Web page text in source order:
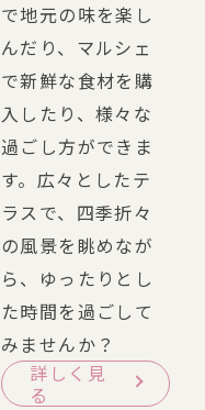
で地元の味を楽し
んだり、マルシェ
で新鮮な食材を購
入したり、様々な
過ごし方ができま
す。広々としたテ
ラスで、四季折々
の風景を眺めなが
ら、ゆったりとし
た時間を過ごして
みませんか？
詳しく見
る